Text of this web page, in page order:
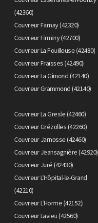
(42360)
Couvreur Farnay (42320)
Couvreur Firminy (42700)
Couvreur La Fouillouse (42480)
Couvreur Fraisses (42490)
Couvreur La Gimond (42140)
Couvreur Grammond (42140)
Couvreur La Gresle (42460)
Couvreur Grézolles (42260)
Couvreur Jarnosse (42460)
Couvreur Jeansagnière (42920)
Couvreur Juré (42430)
Couvreur L'Hôpital-le-Grand
(42210)
Couvreur L'Horme (42152)
Couvreur Lavieu (42560)